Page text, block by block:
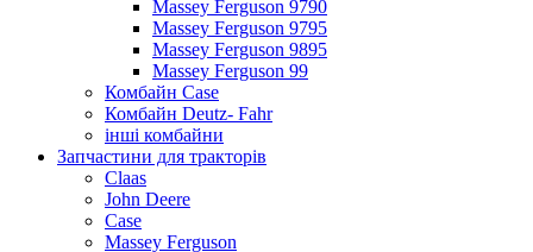
Massey Ferguson 9790
Massey Ferguson 9795
Massey Ferguson 9895
Massey Ferguson 99
Комбайн Case
Комбайн Deutz- Fahr
інші комбайни
Запчастини для тракторів
Claas
John Deere
Case
Massey Ferguson